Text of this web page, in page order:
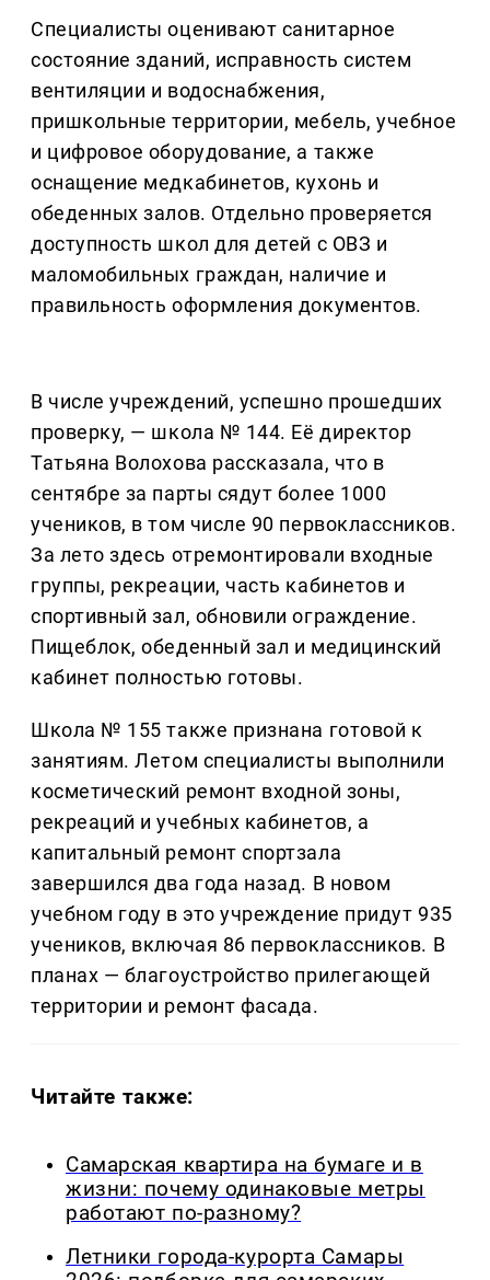
Специалисты оценивают санитарное
состояние зданий, исправность систем
вентиляции и водоснабжения,
пришкольные территории, мебель, учебное
и цифровое оборудование, а также
оснащение медкабинетов, кухонь и
обеденных залов. Отдельно проверяется
доступность школ для детей с ОВЗ и
маломобильных граждан, наличие и
правильность оформления документов.
В числе учреждений, успешно прошедших
проверку, — школа № 144. Её директор
Татьяна Волохова рассказала, что в
сентябре за парты сядут более 1000
учеников, в том числе 90 первоклассников.
За лето здесь отремонтировали входные
группы, рекреации, часть кабинетов и
спортивный зал, обновили ограждение.
Пищеблок, обеденный зал и медицинский
кабинет полностью готовы.
Школа № 155 также признана готовой к
занятиям. Летом специалисты выполнили
косметический ремонт входной зоны,
рекреаций и учебных кабинетов, а
капитальный ремонт спортзала
завершился два года назад. В новом
учебном году в это учреждение придут 935
учеников, включая 86 первоклассников. В
планах — благоустройство прилегающей
территории и ремонт фасада.
Читайте также:
Самарская квартира на бумаге и в
жизни: почему одинаковые метры
работают по-разному?
Летники города-курорта Самары